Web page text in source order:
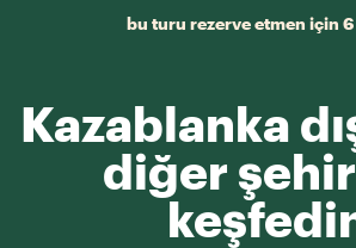
bu turu rezerve etmen için
Kazablanka
diğer